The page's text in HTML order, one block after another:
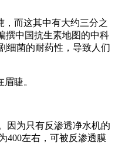
而这其中有大约三分之
撰中国抗生素地图的中科
细菌的耐药性，导致人们
眉睫。
因为只有反渗透净水机的
400左右，可被反渗透膜